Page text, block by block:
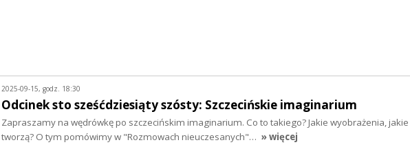
2025-09-15, godz. 18:30
Odcinek sto sześćdziesiąty szósty: Szczecińskie imaginarium
Zapraszamy na wędrówkę po szczecińskim imaginarium. Co to takiego? Jakie wyobrażenia,
tworzą? O tym pomówimy w "Rozmowach nieuczesanych"… » więcej